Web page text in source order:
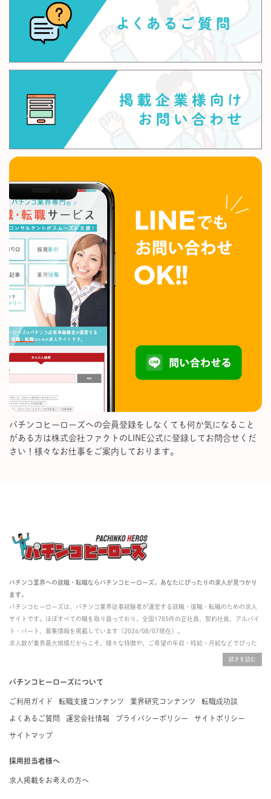
パチンコヒーローズへの会員登録をしなくても何か気になること
がある方は株式会社ファクトのLINE公式に登録してお問合せくだ
さい！様々なお仕事をご案内しております。
パチンコ業界への就職・転職ならパチンコヒーローズ。あなたにぴったりの求人が見つかり
ます。
パチンコヒーローズは、パチンコ業界従事経験者が運営する就職・復職・転職のための求人
サイトです。ほぼすべての職を取り扱っており、全国1785件の正社員、契約社員、アルバイ
ト・パート、募集情報を掲載しています（2026/08/07現在）。
求人数が業界最大規模だからこそ、様々な特徴や、ご希望の年収・時給・月給などでぴった
掲載している求人は、すべて契約法人様から寄せられた正規の求人情報です。応募いただい
た内容はすぐに直接事業所に届くためスムーズに転職・復職できます。
パチンコヒーローズについて
ご利用ガイド 転職支援コンテンツ 業界研究コンテンツ 転職成功談
よくあるご質問 運営会社情報 プライバシーポリシー サイトポリシー
サイトマップ
採用担当者様へ
求人掲載をお考えの方へ